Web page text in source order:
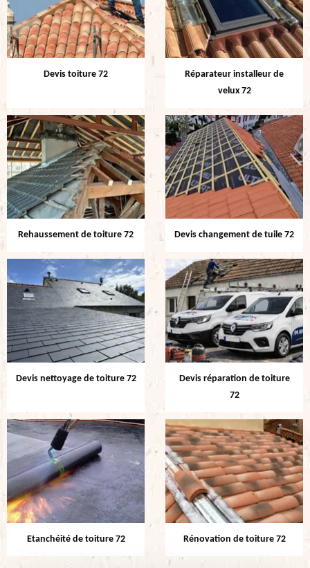
Devis toiture 72
Réparateur installeur de
velux 72
Rehaussement de toiture 72 Devis changement de tuile 72
Devis nettoyage de toiture 72
Devis réparation de toiture
72
Etanchéité de toiture 72 Rénovation de toiture 72